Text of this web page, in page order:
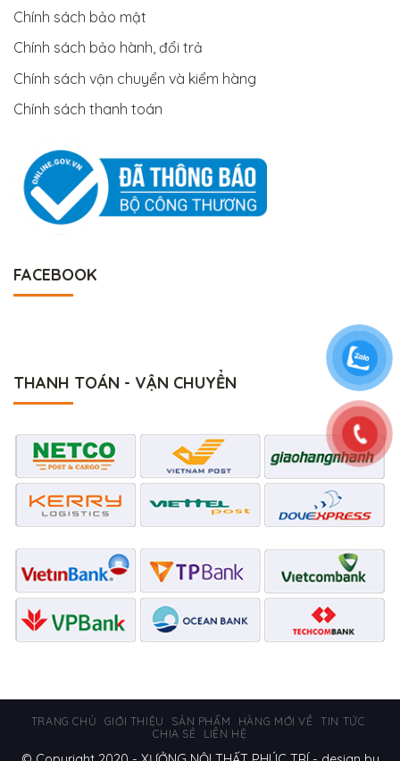
Chính sách bảo mật
Chính sách bảo hành, đổi trả
Chính sách vận chuyển và kiểm hàng
Chính sách thanh toán
FACEBOOK
THANH TOÁN - VẬN CHUYỂN
TRANG CHỦ GIỚI THIỆU SẢN PHẨM HÀNG MỚI VỀ
TIN TỨC
CHIA SẺ
LIÊN HỆ